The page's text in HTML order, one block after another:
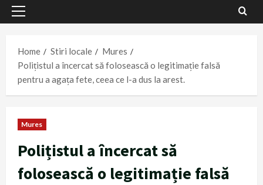
Primary
Home
Stiri locale
Mures
Polițistul a încercat să folosească o legitimație falsă
pentru a agața fete, ceea ce l-a dus la arest.
Mures
Polițistul a încercat să
folosească o legitimație falsă